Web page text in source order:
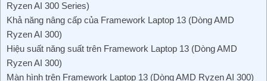
Ryzen AI 300 Series)
Khả năng nâng cấp của Framework Laptop 13 (Dòng AMD
Ryzen AI 300)
Hiệu suất năng suất trên Framework Laptop 13 (Dòng AMD
Ryzen AI 300)
Màn hình trên Framework Laptop 13 (Dòng AMD Ryzen AI 300)